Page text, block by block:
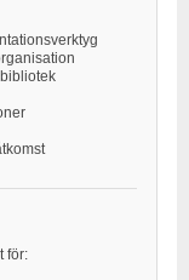
för: